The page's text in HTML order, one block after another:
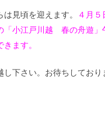
見頃を迎えます。
４月５
「小江戸川越 春の舟遊」
ます。
下さい。お待ちしており